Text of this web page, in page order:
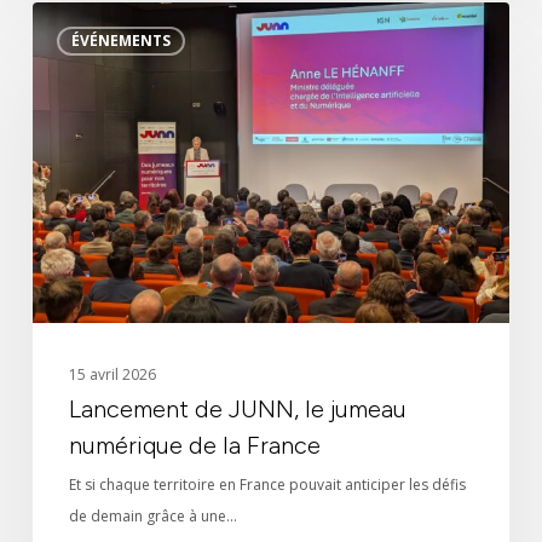
ÉVÉNEMENTS
Lancement
jumeau
numérique
de
la
France
15 avril 2026
Lancement de JUNN, le jumeau
numérique de la France
Et si chaque territoire en France pouvait anticiper les défis
de demain grâce à une…
Jumeau numérique
Solutions 3D
Références